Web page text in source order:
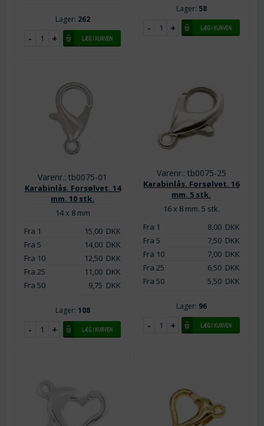
Lager: 262
Lager: 58
Varenr.: tb0075-01
Karabinlås. Forsølvet. 14
mm. 10 stk.
14 x 8 mm
Fra 1
15,00DKK
Fra 5
14,00DKK
Fra 10
12,50DKK
Fra 25
11,00DKK
Fra 50
9,75 DKK
Lager: 108
Varenr.: tb0075-25
Karabinlås. Forsølvet. 16
mm. 5 stk.
16 x 8 mm. 5 stk.
Fra 1
8,00DKK
Fra 5
7,50DKK
Fra 10
7,00DKK
Fra 25
6,50DKK
Fra 50
5,50DKK
Lager: 96